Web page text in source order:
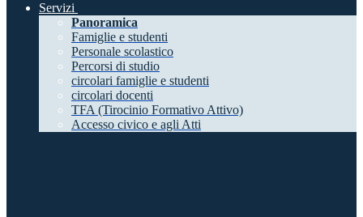
Servizi
Panoramica
Famiglie e studenti
Personale scolastico
Percorsi di studio
circolari famiglie e studenti
circolari docenti
TFA (Tirocinio Formativo Attivo)
Accesso civico e agli Atti